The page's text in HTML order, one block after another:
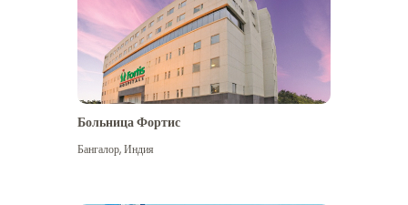
Больница Фортис
Бангалор,Индия